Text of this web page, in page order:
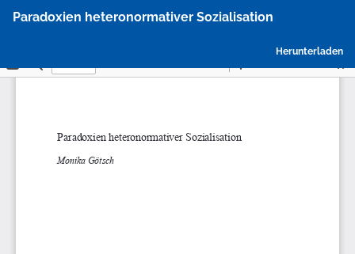
Artikeldetails
Paradoxien heteronormativer Sozialisation
Herunterladen